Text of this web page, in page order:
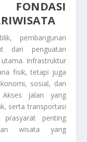
pembangunan
dari penguatan
Infrastruktur
fisik, tetapi juga
sosial, dan
jalan yang
serta transportasi
penting
wisata yang